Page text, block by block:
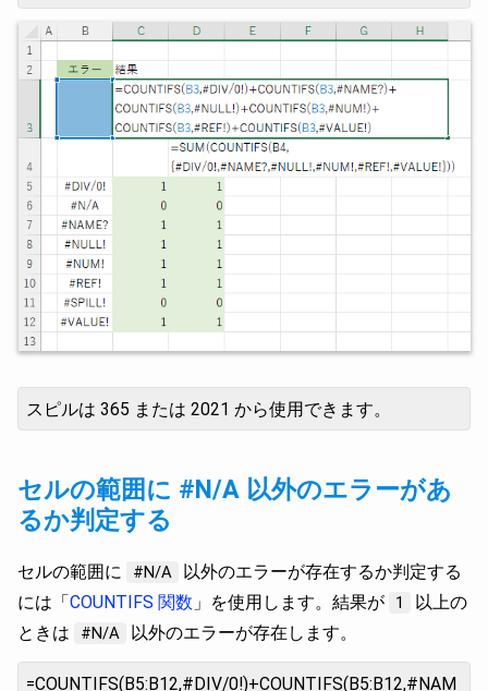
スピルは 365 または 2021 から使用できます。
セルの範囲に #N/A 以外のエラーがあ
るか判定する
セルの範囲に #N/A
以外のエラーが存在するか判定する
には「 COUNTIFS 関数 」を使用します。結果が 1
以上の
ときは
#N/A 以外のエラーが存在します。
=COUNTIFS(B5:B12,#DIV/0!)+COUNTIFS(B5:B12,#NAM